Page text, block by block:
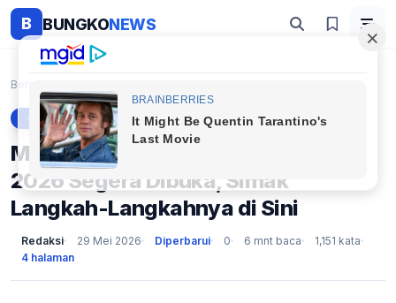
B BUNGKONEWS
Beranda
BERITA
Masa Unduh Sertifikat UTBK SNBT
2026 Segera Dibuka, Simak
Langkah-Langkahnya di Sini
Redaksi 29 Mei 2026 Diperbarui 0 6 mnt baca
1,151 kata
4 halaman